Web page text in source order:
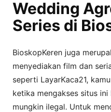
Wedding
Series di
BioskopKeren juga
menyediakan film dan
seperti LayarKaca21,
ketika mengakses situs
mungkin ilegal. Untuk